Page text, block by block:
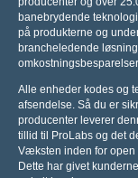
banebrydende
på produkterne og
brancheledende
Alle enheder kodes og
afsendelse. Så du er
producenter leverer
tillid til ProLabs og det
Væksten inden for
Dette har givet